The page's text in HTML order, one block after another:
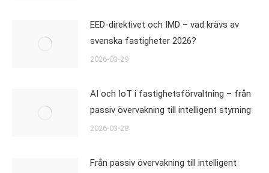
EED-direktivet och IMD – vad krävs av
svenska fastigheter 2026?
2026-03-29
AI och IoT i fastighetsförvaltning – från
passiv övervakning till intelligent styrning
2026-03-28
Från passiv övervakning till intelligent